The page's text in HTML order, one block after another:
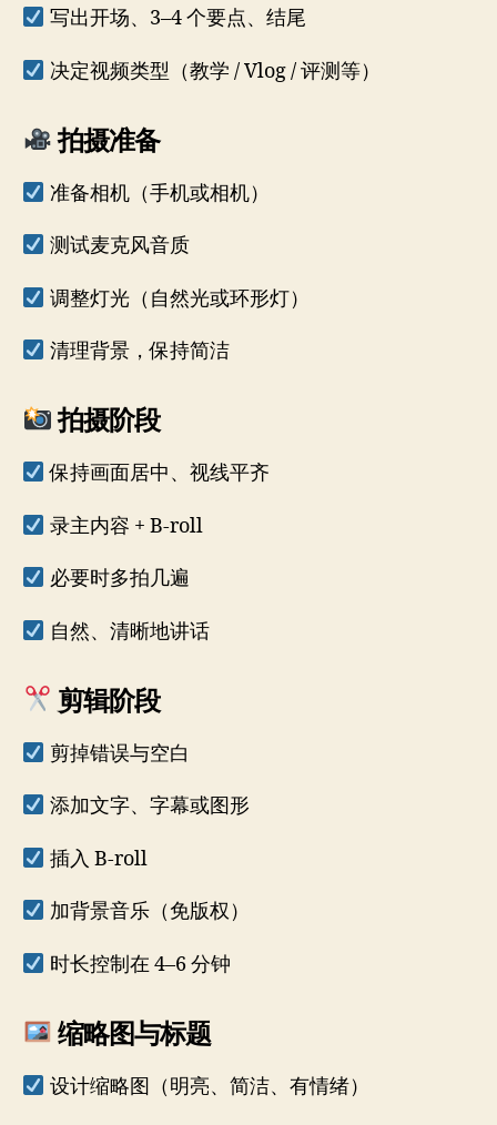
写出开场、3–4 个要点、结尾
决定视频类型（教学 / Vlog / 评测等）
拍摄准备
准备相机（手机或相机）
测试麦克风音质
调整灯光（自然光或环形灯）
清理背景，保持简洁
拍摄阶段
保持画面居中、视线平齐
录主内容 + B-roll
必要时多拍几遍
自然、清晰地讲话
剪辑阶段
剪掉错误与空白
添加文字、字幕或图形
插入 B-roll
加背景音乐（免版权）
时长控制在 4–6 分钟
缩略图与标题
设计缩略图（明亮、简洁、有情绪）